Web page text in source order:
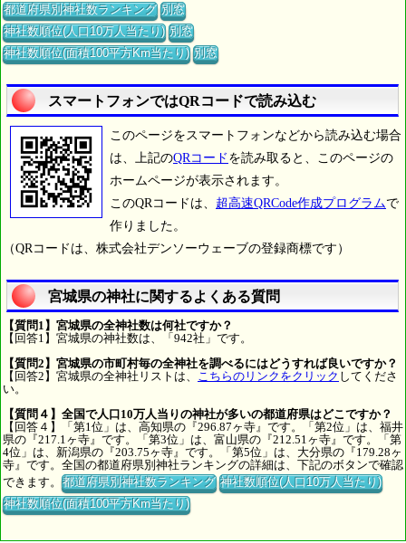
都道府県別神社数ランキング 別窓
神社数順位(人口10万人当たり) 別窓
神社数順位(面積100平方Km当たり) 別窓
スマートフォンではQRコードで読み込む
このページをスマートフォンなどから読み込む場合
は、上記のQRコード を読み取ると、このページの
ホームページが表示されます。
このQRコードは、 超高速QRCode作成プログラムで
作りました。
（QRコードは、株式会社デンソーウェーブの登録商標です）
宮城県の神社に関するよくある質問
【質問1】宮城県の全神社数は何社ですか？
【回答1】宮城県の神社数は、「942社」です。
【質問2】宮城県の市町村毎の全神社を調べるにはどうすれば良いですか？
【回答2】宮城県の全神社リストは、
こちらのリンクをクリック してくださ
い。
【質問４】全国で人口10万人当りの神社が多いの都道府県はどこですか？
【回答４】「第1位」は、高知県の『296.87ヶ寺』です。「第2位」は、福井
県の『217.1ヶ寺』です。「第3位」は、富山県の『212.51ヶ寺』です。「第
4位」は、新潟県の『203.75ヶ寺』です。「第5位」は、大分県の『179.28ヶ
寺』です。全国の都道府県別神社ランキングの詳細は、下記のボタンで確認
できます。都道府県別神社数ランキング 神社数順位(人口10万人当たり)
神社数順位(面積100平方Km当たり)